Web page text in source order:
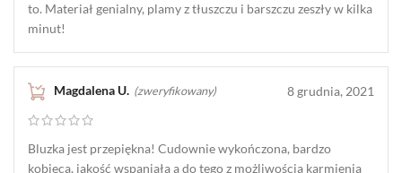
to. Materiał genialny, plamy z tłuszczu i barszczu zeszły w kilka
minut!
Magdalena U. (zweryfikowany) 8 grudnia, 2021
Bluzka jest przepiękna! Cudownie wykończona, bardzo
kobieca, jakość wspaniała a do tego z możliwością karmienia